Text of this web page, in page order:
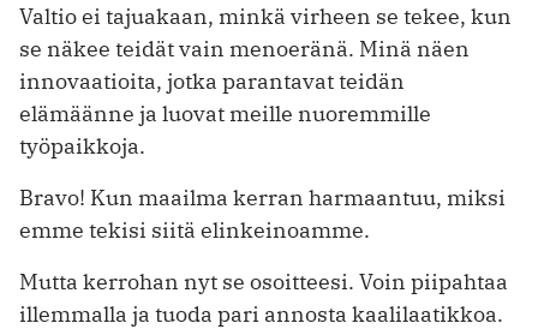
Valtio ei tajuakaan, minkä virheen se tekee, kun
se näkee teidät vain menoeränä. Minä näen
innovaatioita, jotka parantavat teidän
elämäänne ja luovat meille nuoremmille
työpaikkoja.
Bravo! Kun maailma kerran harmaantuu, miksi
emme tekisi siitä elinkeinoamme.
Mutta kerrohan nyt se osoitteesi. Voin piipahtaa
illemmalla ja tuoda pari annosta kaalilaatikkoa.